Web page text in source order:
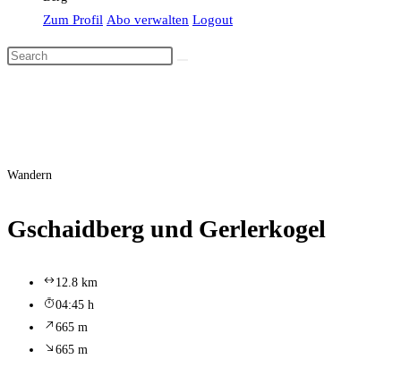
Zum Profil Abo verwalten Logout
Wandern
Gschaidberg und Gerlerkogel
12.8 km
04:45 h
665 m
665 m